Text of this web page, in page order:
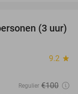
31%
(3 uur)
9.2 star
Regulier €100